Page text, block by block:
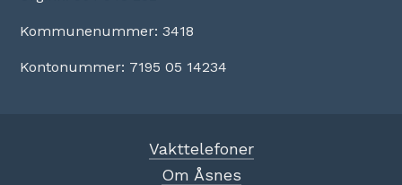
Kommunenummer: 3418
Kontonummer: 7195 05 14234
Vakttelefoner
Om Åsnes